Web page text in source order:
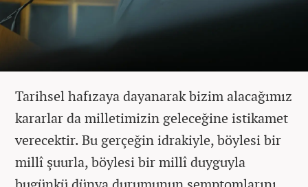
Tarihsel hafızaya dayanarak bizim alacağımız
kararlar da milletimizin geleceğine istikamet
verecektir. Bu gerçeğin idrakiyle, böylesi bir
millî şuurla, böylesi bir millî duyguyla